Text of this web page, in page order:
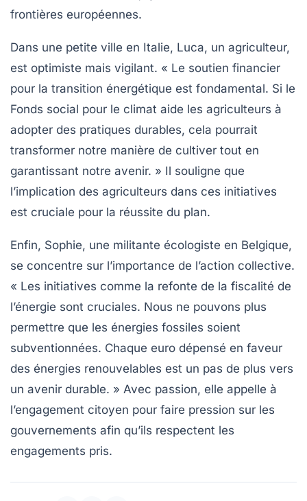
frontières européennes.
Dans une petite ville en Italie, Luca, un agriculteur,
est optimiste mais vigilant. « Le soutien financier
pour la transition énergétique est fondamental. Si le
Fonds social pour le climat aide les agriculteurs à
adopter des pratiques durables, cela pourrait
transformer notre manière de cultiver tout en
garantissant notre avenir. » Il souligne que
l’implication des agriculteurs dans ces initiatives
est cruciale pour la réussite du plan.
Enfin, Sophie, une militante écologiste en Belgique,
se concentre sur l’importance de l’action collective.
« Les initiatives comme la refonte de la fiscalité de
l’énergie sont cruciales. Nous ne pouvons plus
permettre que les énergies fossiles soient
subventionnées. Chaque euro dépensé en faveur
des énergies renouvelables est un pas de plus vers
un avenir durable. » Avec passion, elle appelle à
l’engagement citoyen pour faire pression sur les
gouvernements afin qu’ils respectent les
engagements pris.